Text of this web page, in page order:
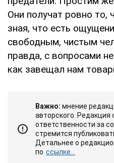
Они получат ровно то,
зная, что есть
свободным, чистым
правда, с вопросами
как завещал нам
Важно: мнение
авторского. Редакция
ответственности за
стремится
Детальнее о
по ссылке...